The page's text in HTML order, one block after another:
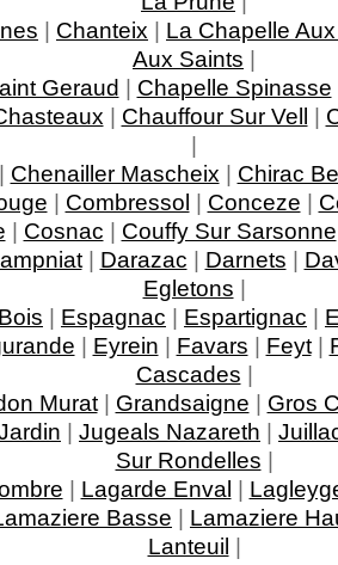
| Chanteix | La Chapelle
Aux Saints |
Geraud | Chapelle Spinasse
| Chauffour Sur Vell |
|
| Chenailler Mascheix | Chirac
| Combressol | Conceze |
| Cosnac | Couffy Sur Sarsonne
| Darazac | Darnets |
Egletons |
| Espagnac | Espartignac |
| Eyrein | Favars | Feyt|
Cascades |
Murat| Grandsaigne | Gros
| Jugeals Nazareth |
Sur Rondelles |
| Lagarde Enval |
Basse | Lamaziere
Lanteuil |